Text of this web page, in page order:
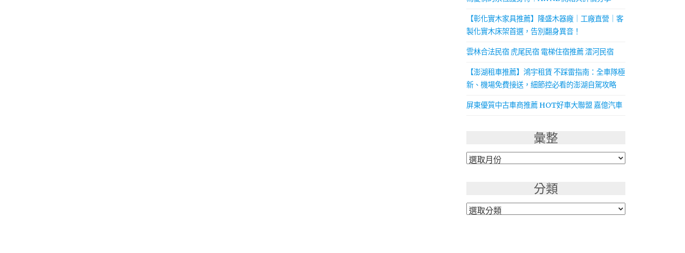
【彰化實木家具推薦】隆盛木器廠｜工廠直營｜客
製化實木床架首選，告別翻身異音！
雲林合法民宿 虎尾民宿 電梯住宿推薦 澐河民宿
【澎湖租車推薦】鴻宇租賃 不踩雷指南：全車隊極
新、機場免費接送，細節控必看的澎湖自駕攻略
屏東優質中古車商推薦 HOT好車大聯盟 嘉億汽車
彙整
彙
分類
分